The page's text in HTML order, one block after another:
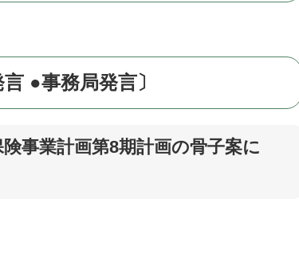
●事務局発言〕
事業計画第8期計画の骨子案に